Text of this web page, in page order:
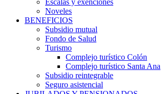
Escalas y exenciones
Noveles
BENEFICIOS
Subsidio mutual
Fondo de Salud
Turismo
Complejo turístico Colón
Complejo turístico Santa Ana
Subsidio reintegrable
Seguro asistencial